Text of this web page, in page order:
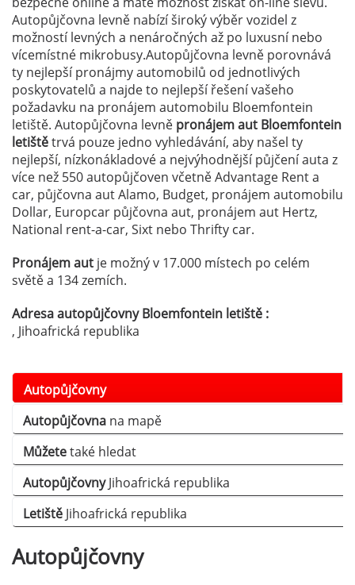
Autopůjčovna levně nabízí široký výběr vozidel z
možností levných a nenáročných až po luxusní nebo
vícemístné mikrobusy.Autopůjčovna levně porovnává
ty nejlepší pronájmy automobilů od jednotlivých
poskytovatelů a najde to nejlepší řešení vašeho
požadavku na pronájem automobilu Bloemfontein
letiště. Autopůjčovna levně pronájem aut Bloemfontein
letištětrvá pouze jedno vyhledávání, aby našel ty
nejlepší, nízkonákladové a nejvýhodnější půjčení auta z
více než 550 autopůjčoven včetně Advantage Rent a
car, půjčovna aut Alamo, Budget, pronájem automobilu
Dollar, Europcar půjčovna aut, pronájem aut Hertz,
National rent-a-car, Sixt nebo Thrifty car.
Pronájem aut je možný v 17.000 místech po celém
světě a 134 zemích.
Adresa autopůjčovny Bloemfontein letiště :
, Jihoafrická republika
Autopůjčovny
Autopůjčovna na mapě
Můžetetaké hledat
AutopůjčovnyJihoafrická republika
Letiště Jihoafrická republika
Autopůjčovny